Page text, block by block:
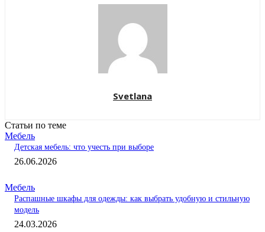
Svetlana
Статьи по теме
Мебель
Детская мебель: что учесть при выборе
26.06.2026
Мебель
Распашные шкафы для одежды: как выбрать удобную и стильную
модель
24.03.2026